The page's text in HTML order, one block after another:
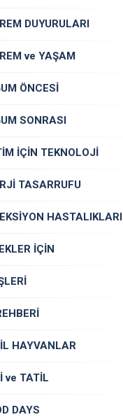
DUYURULARI
ve YAŞAM
ÖNCESİ
SONRASI
İÇİN TEKNOLOJİ
TASARRUFU
HASTALIKLARI
İÇİN
HAYVANLAR
ve TATİL
DAYS